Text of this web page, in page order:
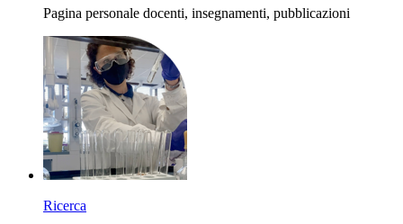
Pagina personale docenti, insegnamenti, pubblicazioni
Ricerca